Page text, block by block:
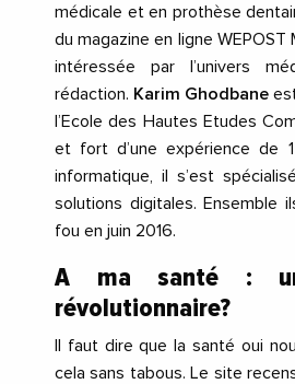
médicale et en prothèse
du magazine en ligne
intéressée par l’univers
rédaction. Karim Ghodbane
l’Ecole des Hautes Etudes
et fort d’une expérience de
informatique, il s’est
solutions digitales. Ensemble
fou en juin 2016.
A ma santé :
révolutionnaire?
Il faut dire que la santé oui
cela sans tabous. Le site